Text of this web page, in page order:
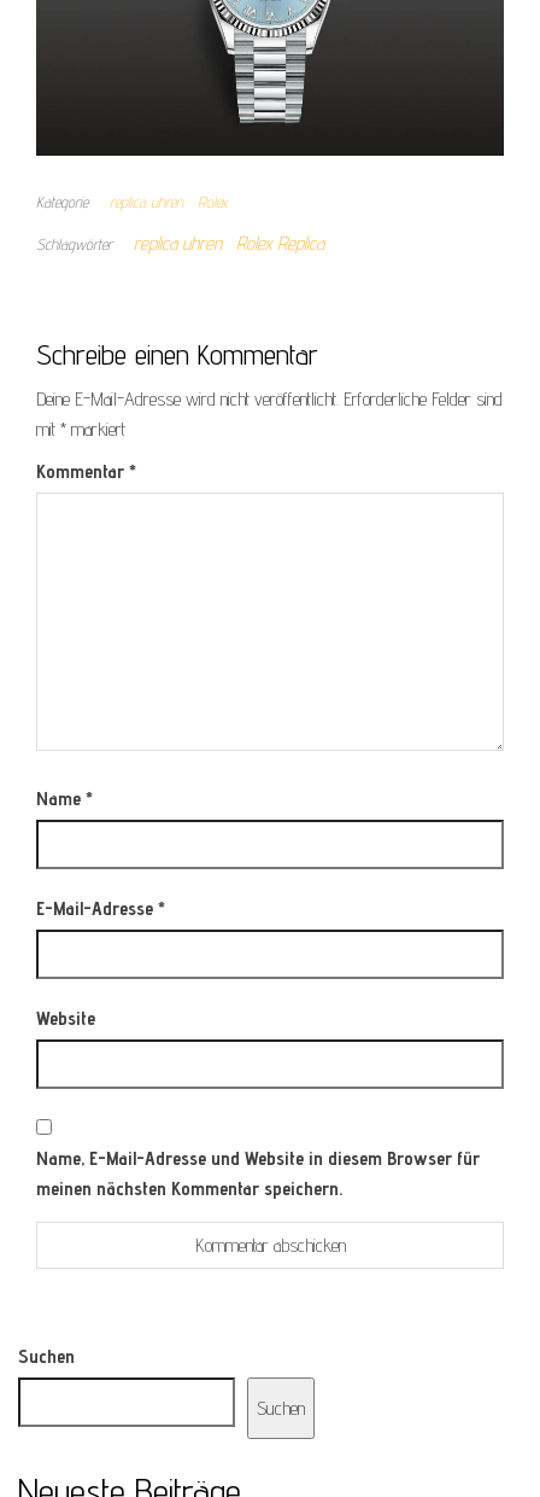
Kategorie replica uhren Rolex
Schlagwörter replica uhren Rolex Replica
Schreibe einen Kommentar
Deine E-Mail-Adresse wird nicht veröffentlicht. Erforderliche Felder sind
mit * markiert
Kommentar *
Name *
E-Mail-Adresse *
Website
Name, E-Mail-Adresse und Website in diesem Browser für
meinen nächsten Kommentar speichern.
Suchen
Suchen